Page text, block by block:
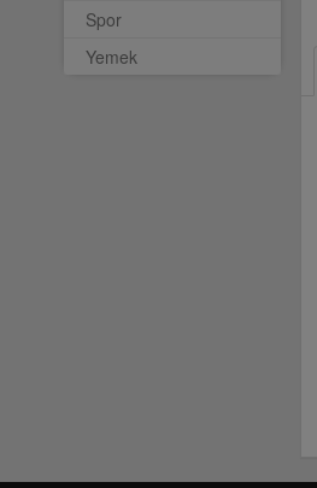
Spor
Yemek